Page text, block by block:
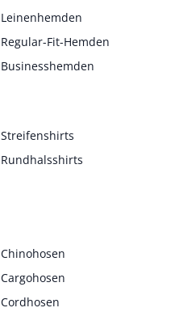
Leinenhemden
Regular-Fit-Hemden
Businesshemden
Streifenshirts
Rundhalsshirts
Chinohosen
Cargohosen
Cordhosen